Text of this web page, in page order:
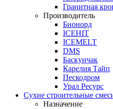
Гранитная
Производитель
Бионорд
ICEHIT
ICEMELT
DMS
Баскунчак
Карелия Тайп
Пескодром
Урал Ресурс
Сухие строительные
Назначение